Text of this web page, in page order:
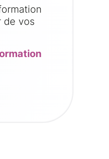
de vos